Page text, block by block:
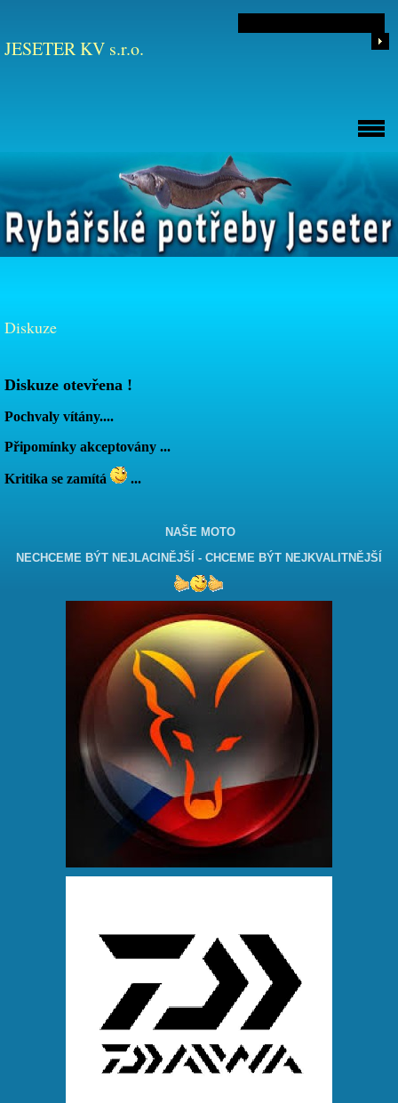
JESETER KV s.r.o.
Diskuze
Diskuze otevřena !
Pochvaly vítány....
Připomínky akceptovány ...
Kritika se zamítá ...
NAŠE MOTO
NECHCEME BÝT NEJLACINĚJŠÍ - CHCEME BÝT NEJKVALITNĚJŠÍ